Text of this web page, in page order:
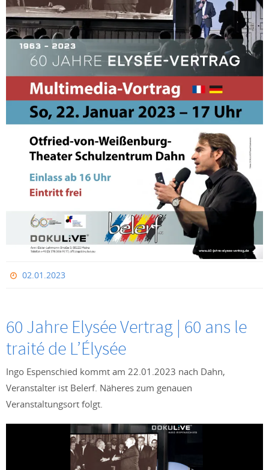
02.01.2023
60 Jahre Elysée Vertrag | 60 ans le
traité de L’Élysée
Ingo Espenschied kommt am 22.01.2023 nach Dahn,
Veranstalter ist Belerf. Näheres zum genauen
Veranstaltungsort folgt.